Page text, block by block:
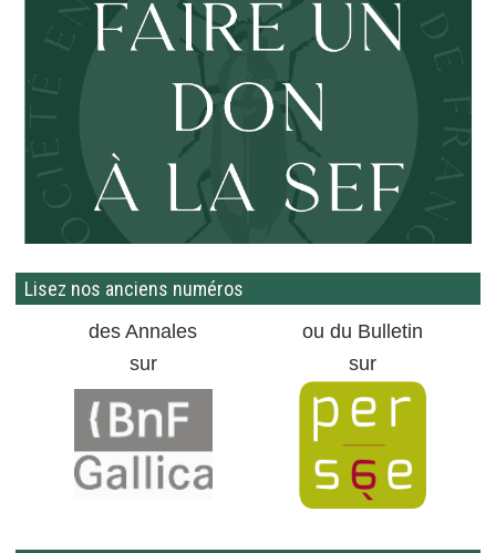
Lisez nos anciens numéros
des Annales
ou du Bulletin
sur
sur